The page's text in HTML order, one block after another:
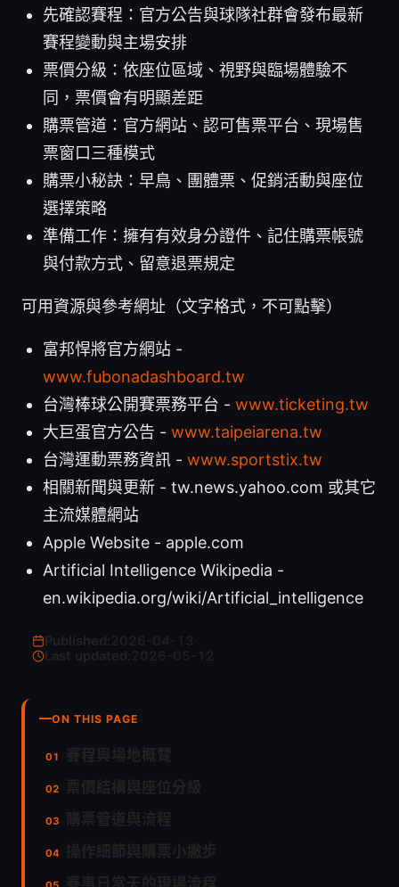
先確認賽程：官方公告與球隊社群會發布最新
賽程變動與主場安排
票價分級：依座位區域、視野與臨場體驗不
同，票價會有明顯差距
購票管道：官方網站、認可售票平台、現場售
票窗口三種模式
購票小秘訣：早鳥、團體票、促銷活動與座位
選擇策略
準備工作：擁有有效身分證件、記住購票帳號
與付款方式、留意退票規定
可用資源與參考網址（文字格式，不可點擊）
富邦悍將官方網站 -
www.fubonadashboard.tw
台灣棒球公開賽票務平台 - www.ticketing.tw
大巨蛋官方公告 - www.taipeiarena.tw
台灣運動票務資訊 - www.sportstix.tw
相關新聞與更新 - tw.news.yahoo.com 或其它
主流媒體網站
Apple Website - apple.com
Artificial Intelligence Wikipedia -
en.wikipedia.org/wiki/Artificial_intelligence
Last updated:
ON THIS PAGE